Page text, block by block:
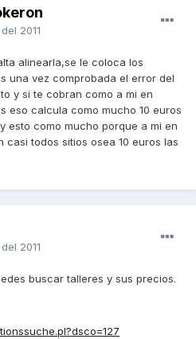
2011
alinearla,se le coloca los
una vez comprobada el error del
y si te cobran como a mi en
eso calcula como mucho 10 euros
esto como mucho porque a mi en
casi todos sitios osea 10 euros las
2011
buscar talleres y sus precios.